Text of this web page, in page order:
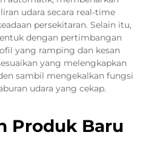
udara secara real-time
persekitaran. Selain itu,
dengan pertimbangan
yang ramping dan kesan
yang melengkapkan
sambil mengekalkan fungsi
udara yang cekap.
Produk Baru